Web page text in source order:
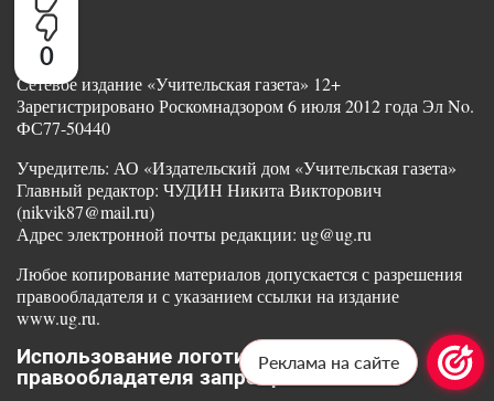
0
Сетевое издание «Учительская газета» 12+
Зарегистрировано Роскомнадзором 6 июля 2012 года Эл No.
ФС77-50440
Учредитель: АО «Издательский дом «Учительская газета»
Главный редактор: ЧУДИН Никита Викторович
(nikvik87@mail.ru)
Адрес электронной почты редакции: ug@ug.ru
Любое копирование материалов допускается с разрешения
правообладателя и с указанием ссылки на издание
www.ug.ru.
Использование логотипа без согласия
правообладателя запрещено законом
Реклама на сайте